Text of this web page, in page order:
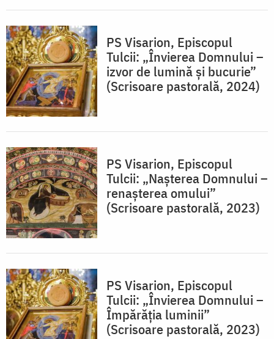
PS Visarion, Episcopul
Tulcii: „Învierea Domnului –
izvor de lumină și bucurie”
(Scrisoare pastorală, 2024)
PS Visarion, Episcopul
Tulcii: „Nașterea Domnului –
renașterea omului”
(Scrisoare pastorală, 2023)
PS Visarion, Episcopul
Tulcii: „Învierea Domnului –
Împărăția luminii”
(Scrisoare pastorală, 2023)